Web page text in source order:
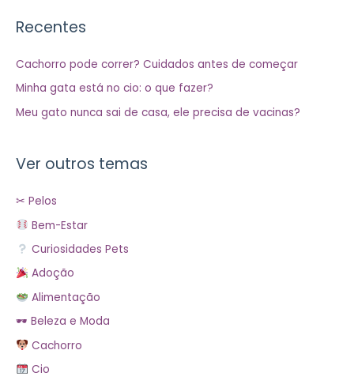
Recentes
Cachorro pode correr? Cuidados antes de começar
Minha gata está no cio: o que fazer?
Meu gato nunca sai de casa, ele precisa de vacinas?
Ver outros temas
✂ Pelos
Bem-Estar
Curiosidades Pets
Adoção
Alimentação
🕶 Beleza e Moda
Cachorro
Cio